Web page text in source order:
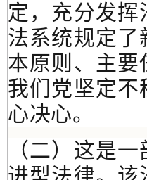
定，充分发
法系统规定
本原则、主
我们党坚定
心决心。
（二）这是